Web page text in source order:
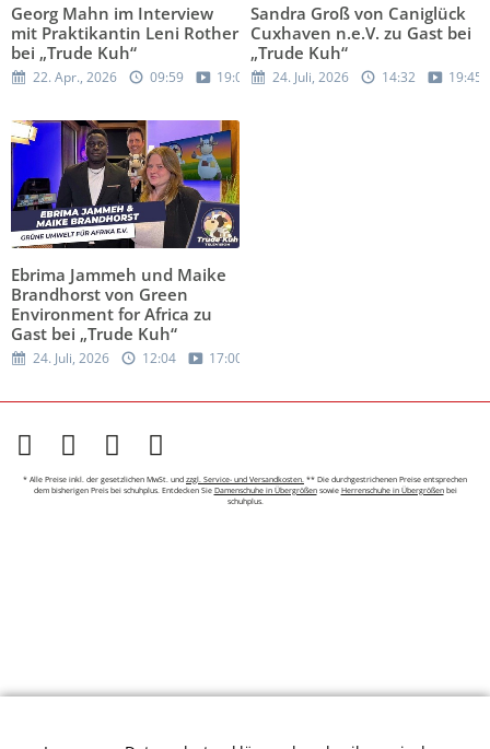
Georg Mahn im Interview
mit Praktikantin Leni Rother
bei „Trude Kuh“
22. Apr., 2026 09:59 19:05
Sandra Groß von Caniglück
Cuxhaven n.e.V. zu Gast bei
„Trude Kuh“
24. Juli, 2026 14:32 19:45
Ebrima Jammeh und Maike
Brandhorst von Green
Environment for Africa zu
Gast bei „Trude Kuh“
24. Juli, 2026 12:04 17:00
* Alle Preise inkl. der gesetzlichen MwSt. und zzgl. Service- und Versandkosten. ** Die durchgestrichenen Preise entsprechen
dem bisherigen Preis bei schuhplus. Entdecken Sie Damenschuhe in Übergrößensowie Herrenschuhe in Übergrößenbei
schuhplus.